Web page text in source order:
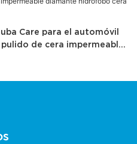
Care para el automóvil
de cera impermeable